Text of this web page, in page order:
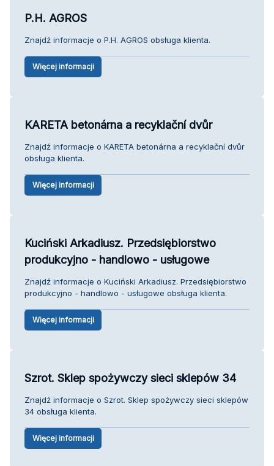
P.H. AGROS
Znajdź informacje o P.H. AGROS obsługa klienta.
Więcej informacji
KARETA betonárna a recyklační dvůr
Znajdź informacje o KARETA betonárna a recyklační dvůr
obsługa klienta.
Więcej informacji
Kuciński Arkadiusz. Przedsiębiorstwo
produkcyjno - handlowo - usługowe
Znajdź informacje o Kuciński Arkadiusz. Przedsiębiorstwo
produkcyjno - handlowo - usługowe obsługa klienta.
Więcej informacji
Szrot. Sklep spożywczy sieci sklepów 34
Znajdź informacje o Szrot. Sklep spożywczy sieci sklepów
34 obsługa klienta.
Więcej informacji